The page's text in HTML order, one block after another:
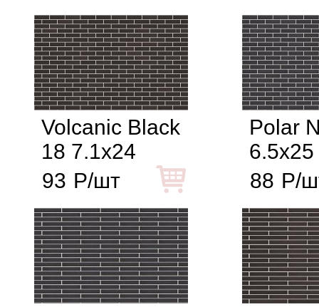
Volcanic Black
18 7.1x24
93 Р/шт
Polar
6.5x25
88 Р/